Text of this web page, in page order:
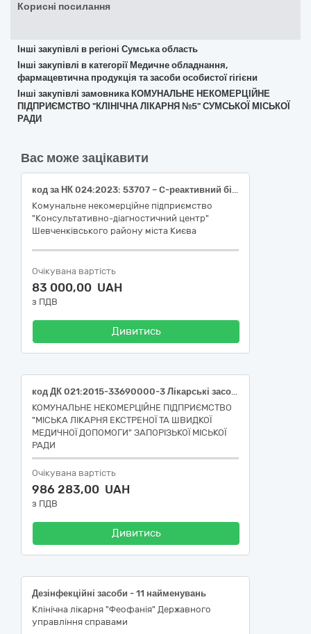
Корисні посилання
Інші закупівлі в регіоні Сумська область
Інші закупівлі в категорії Медичне обладнання,
фармацевтична продукція та засоби особистої гігієни
Інші закупівлі замовника КОМУНАЛЬНЕ НЕКОМЕРЦІЙНЕ
ПІДПРИЄМСТВО "КЛІНІЧНА ЛІКАРНЯ №5" СУМСЬКОЇ МІСЬКОЇ
РАДИ
Вас може зацікавити
код за НК 024:2023: 53707 – C-реактивний білок (СРБ) IVD (діагностика in vitro), реагент; НК 031:2024: W01021109 – С-РЕАКТИВНИЙ БІЛОК; код за НК 024:2023: 55113 – Ревматоїдний чинник IVD (діагностика in vitro), реагент; НК 031:2024: W01021110 – РЕВМАТОЇДНІ ФАКТОРИ; код за НК 024:2023: 63271 – Бета-гемолітична численна група стрептококів стрептолізин O, антитіла IVD (діагностика in vitro), набір, аглютинація; НК 031:2024: W01021105 – ЧАС РЕАКЦІЇ / ТИТР АНТИСТРЕПТОЛІЗИНУ О (ЯКІСНЕ ВИЗНАЧЕННЯ); код за НК 024:2023: 52532 – Анти-A групове типування еритроцитів IVD (діагностика in vitro), антитіла; НК 031:2024: W0103030199 – АНАЛІЗИ ДЛЯ ВИЗНАЧЕННЯ ГРУПИ КРОВІ – ІНШЕ; код за НК 024:2023: 52538 – Анти-B групове типування еритроцитів IVD (діагностика in vitro), антитіла; НК 031:2024: W0103030199 – АНАЛІЗИ ДЛЯ ВИЗНАЧЕННЯ ГРУПИ КРОВІ – ІНШЕ; код за НК 024:2023: 46442 – Анти-АВ групове типування еритроцитів IVD (діагностика in vitro), антитіла; НК 031:2024: W0103030199 – АНАЛІЗИ ДЛЯ ВИЗНАЧЕННЯ ГРУПИ КРОВІ – ІНШЕ; код за НК 024:2023: 52647 – Анти-Rh(D) групове типування еритроцитів IVD (діагностика in vitro), антитіла; НК 031:2024: W0103030201 – РЕЗУС D; код за НК 024:2023: 52688 – Групові еритроцитарні варіабельні Rh(D) категорії VI IVD (діагностика in vitro), антитіла, реакція аглютинації; НК 031:2024: W0103030201 – РЕЗУС D; код за НК 024:2023: 51819 – Treponema pallidum reagin antibody IVD (діагностика in vitro), набір, реакція аглютинації; НК 031:2024: W0105010399 – РЕАКТИВИ ДЛЯ СИФІЛІСУ – ІНШЕ
Комунальне некомерційне підприємство
"Консультативно-діагностичний центр"
Шевченківського району міста Києва
Очікувана вартість
83 000,00 UAH
з ПДВ
Дивитись
код ДК 021:2015-33690000-3 Лікарські засоби різні (Лабораторні реактиви)
КОМУНАЛЬНЕ НЕКОМЕРЦІЙНЕ ПІДПРИЄМСТВО
"МІСЬКА ЛІКАРНЯ ЕКСТРЕНОЇ ТА ШВИДКОЇ
МЕДИЧНОЇ ДОПОМОГИ" ЗАПОРІЗЬКОЇ МІСЬКОЇ
РАДИ
Очікувана вартість
986 283,00 UAH
з ПДВ
Дивитись
Дезінфекційні засоби - 11 найменувань
Клінічна лікарня "Феофанія" Державного
управління справами